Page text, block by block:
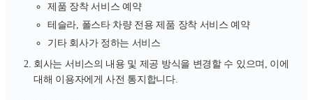
제품 장착 서비스 예약
테슬라, 폴스타 차량 전용 제품 장착 서비스 예약
기타 회사가 정하는 서비스
회사는 서비스의 내용 및 제공 방식을 변경할 수 있으며, 이에
대해 이용자에게 사전 통지합니다.